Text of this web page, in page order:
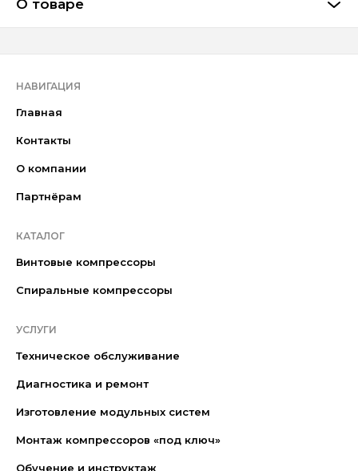
О товаре
НАВИГАЦИЯ
Главная
Контакты
О компании
Партнёрам
КАТАЛОГ
Винтовые компрессоры
Спиральные компрессоры
УСЛУГИ
Техническое обслуживание
Диагностика и ремонт
Изготовление модульных систем
Монтаж компрессоров «под ключ»
Обучение и инструктаж